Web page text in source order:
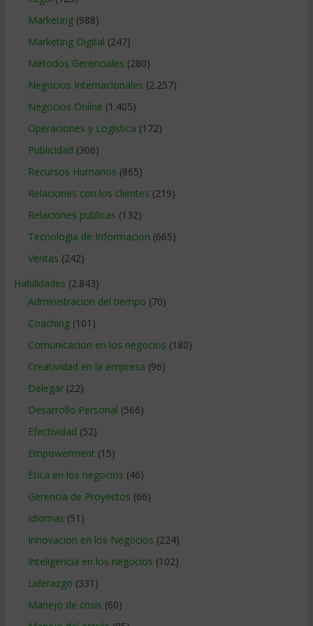
Marketing(988)
Marketing Digital (247)
Métodos Gerenciales (280)
Negocios Internacionales (2.257)
Negocios Online (1.405)
Operaciones y Logística (172)
Publicidad (306)
Recursos Humanos (865)
Relaciones con los clientes (219)
Relaciones publicas (132)
Tecnologia de Informacion (665)
Ventas (242)
Habilidades (2.843)
Administracion del tiempo (70)
Coaching(101)
Comunicacion en los negocios (180)
Creatividad en la empresa (96)
Delegar(22)
Desarrollo Personal (566)
Efectividad (52)
Empowerment (15)
Etica en los negocios (46)
Gerencia de Proyectos (66)
Idiomas (51)
Innovacion en los Negocios (224)
Inteligencia en los negocios (102)
Liderazgo (331)
Manejo de crisis (60)